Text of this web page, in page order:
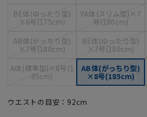
BE体(ゆったり型)
×6号(175cm)
YA体(スリム型)×7
号(180cm)
AB体(がっちり型)
×7号(180cm)
BE体(ゆったり型)
×7号(180cm)
A体(標準型)×8号(1
85cm)
AB体(がっちり型)
×8号(185cm)
ウエストの目安： 92cm